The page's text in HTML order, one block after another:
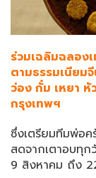
ร่วมเฉลิมฉลอง
ตามธรรมเนียม
ว่อง กั๋ม เหยา
กรุงเทพฯ
ซึ่งเตรียมทีมพ่อค
สดจากเตาอบทุก
9 สิงหาคม ถึง